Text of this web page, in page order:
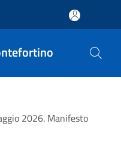
2026. Manifesto